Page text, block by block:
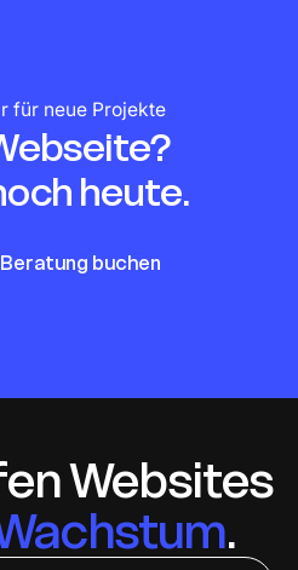
für neue Projekte
heute.
buchen
Websites
.